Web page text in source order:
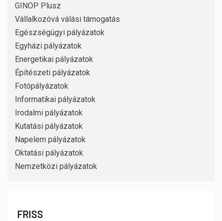
GINOP Plusz
Vállalkozóvá válási támogatás
Egészségügyi pályázatok
Egyházi pályázatok
Energetikai pályázatok
Építészeti pályázatok
Fotópályázatok
Informatikai pályázatok
Irodalmi pályázatok
Kutatási pályázatok
Napelem pályázatok
Oktatási pályázatok
Nemzetközi pályázatok
FRISS